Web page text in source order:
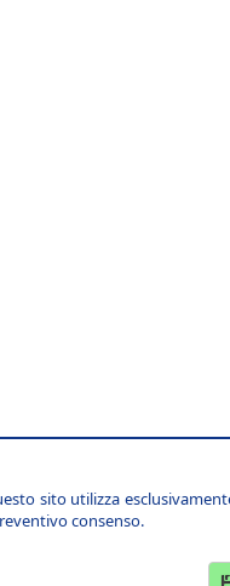
sito utilizza
consenso.